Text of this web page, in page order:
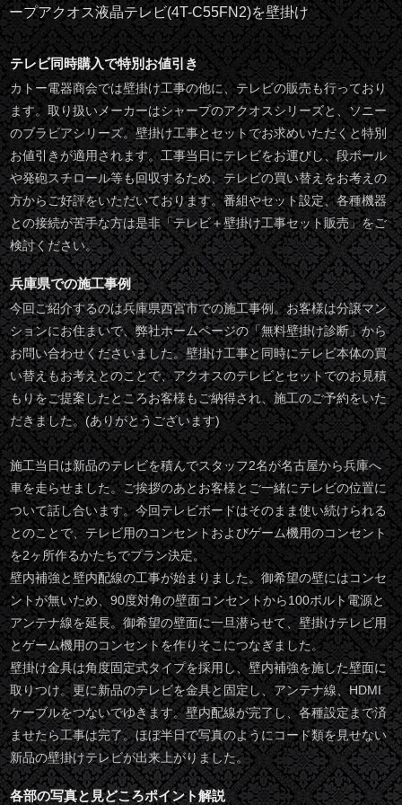
ープアクオス液晶テレビ(4T-C55FN2)を壁掛け
テレビ同時購入で特別お値引き
カトー電器商会では壁掛け工事の他に、テレビの販売も行っており
ます。取り扱いメーカーはシャープのアクオスシリーズと、ソニー
のブラビアシリーズ。壁掛け工事とセットでお求めいただくと特別
お値引きが適用されます。工事当日にテレビをお運びし、段ボール
や発砲スチロール等も回収するため、テレビの買い替えをお考えの
方からご好評をいただいております。番組やセット設定、各種機器
との接続が苦手な方は是非「テレビ＋壁掛け工事セット販売」をご
検討ください。
兵庫県での施工事例
今回ご紹介するのは兵庫県西宮市での施工事例。お客様は分譲マン
ションにお住まいで、弊社ホームページの「無料壁掛け診断」から
お問い合わせくださいました。壁掛け工事と同時にテレビ本体の買
い替えもお考えとのことで、アクオスのテレビとセットでのお見積
もりをご提案したところお客様もご納得され、施工のご予約をいた
だきました。(ありがとうございます)
施工当日は新品のテレビを積んでスタッフ2名が名古屋から兵庫へ
車を走らせました。ご挨拶のあとお客様とご一緒にテレビの位置に
ついて話し合います。今回テレビボードはそのまま使い続けられる
とのことで、テレビ用のコンセントおよびゲーム機用のコンセント
を2ヶ所作るかたちでプラン決定。
壁内補強と壁内配線の工事が始まりました。御希望の壁にはコンセ
ントが無いため、90度対角の壁面コンセントから100ボルト電源と
アンテナ線を延長。御希望の壁面に一旦潜らせて、壁掛けテレビ用
とゲーム機用のコンセントを作りそこにつなぎました。
壁掛け金具は角度固定式タイプを採用し、壁内補強を施した壁面に
取りつけ。更に新品のテレビを金具と固定し、アンテナ線、HDMI
ケーブルをつないでゆきます。壁内配線が完了し、各種設定まで済
ませたら工事は完了。ほぼ半日で写真のようにコード類を見せない
新品の壁掛けテレビが出来上がりました。
各部の写真と見どころポイント解説